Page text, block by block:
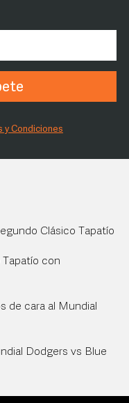
y Condiciones
Clásico Tapatío
Tapatío con
de cara al Mundial
Dodgers vs Blue